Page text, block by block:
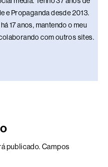
e Propaganda desde 2013.
17 anos, mantendo o meu
com outros sites.
publicado. Campos